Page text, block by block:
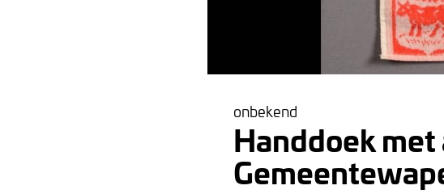
onbekend
Handdoek